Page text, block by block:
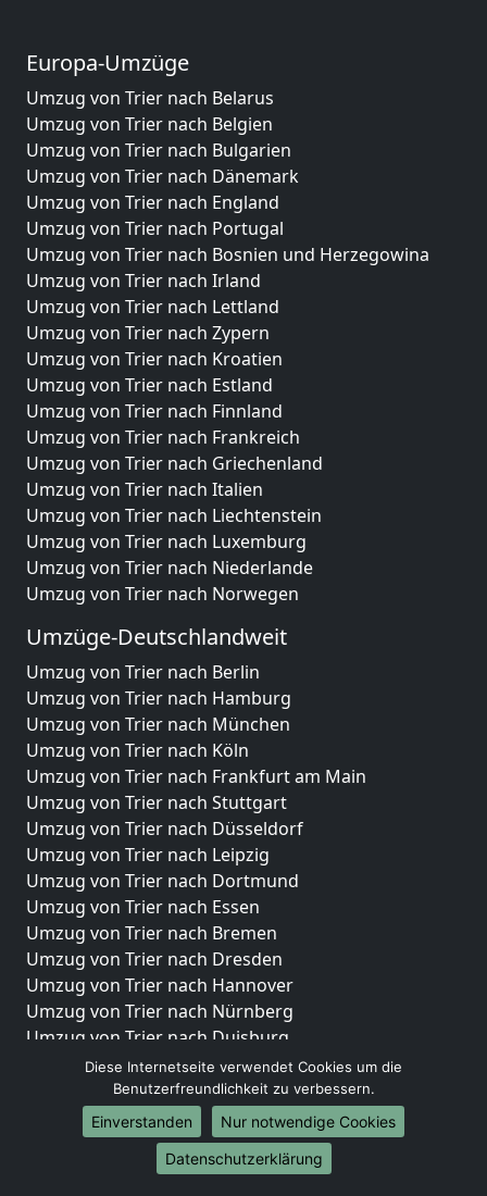
Europa-Umzüge
Umzug von Trier nach Belarus
Umzug von Trier nach Belgien
Umzug von Trier nach Bulgarien
Umzug von Trier nach Dänemark
Umzug von Trier nach England
Umzug von Trier nach Portugal
Umzug von Trier nach Bosnien und Herzegowina
Umzug von Trier nach Irland
Umzug von Trier nach Lettland
Umzug von Trier nach Zypern
Umzug von Trier nach Kroatien
Umzug von Trier nach Estland
Umzug von Trier nach Finnland
Umzug von Trier nach Frankreich
Umzug von Trier nach Griechenland
Umzug von Trier nach Italien
Umzug von Trier nach Liechtenstein
Umzug von Trier nach Luxemburg
Umzug von Trier nach Niederlande
Umzug von Trier nach Norwegen
Umzüge-Deutschlandweit
Umzug von Trier nach Berlin
Umzug von Trier nach Hamburg
Umzug von Trier nach München
Umzug von Trier nach Köln
Umzug von Trier nach Frankfurt am Main
Umzug von Trier nach Stuttgart
Umzug von Trier nach Düsseldorf
Umzug von Trier nach Leipzig
Umzug von Trier nach Dortmund
Umzug von Trier nach Essen
Umzug von Trier nach Bremen
Umzug von Trier nach Dresden
Umzug von Trier nach Hannover
Umzug von Trier nach Nürnberg
Umzug von Trier nach Duisburg
Umzug von Trier nach Bochum
Umzug von Trier nach Wuppertal
Umzug von Trier nach Bielefeld
Umzug von Trier nach Bonn
Umzug von Trier nach Münster
Diese Internetseite verwendet Cookies um die
Benutzerfreundlichkeit zu verbessern.
Einverstanden
Nur notwendige Cookies
Datenschutzerklärung